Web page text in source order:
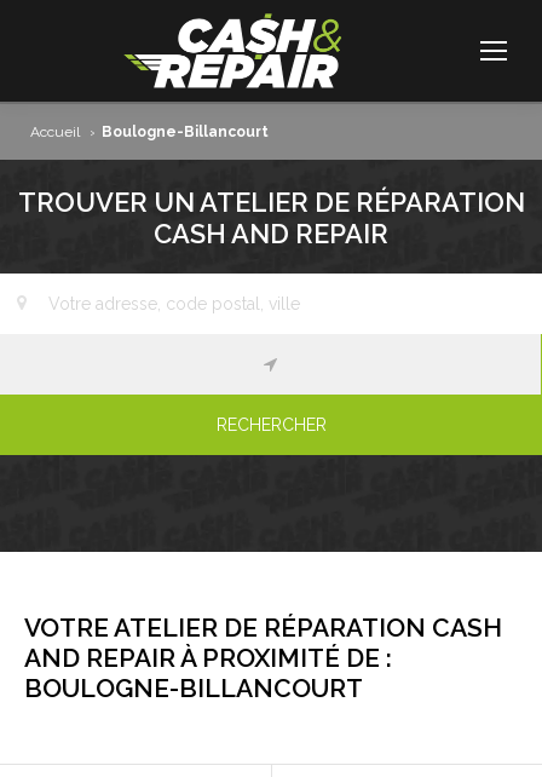
Accueil › Boulogne-Billancourt
TROUVER UN ATELIER DE RÉPARATION
CASH AND REPAIR
RECHERCHER
VOTRE ATELIER DE RÉPARATION CASH
AND REPAIR À PROXIMITÉ DE :
BOULOGNE-BILLANCOURT